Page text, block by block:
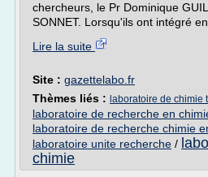
chercheurs, le Pr Dominique
SONNET. Lorsqu'ils ont intégré
Lire la suite
Site : gazettelabo.fr
Thèmes liés : laboratoire de chimie
laboratoire de recherche en
laboratoire de recherche chimie
laboratoire unite recherche /
chimie